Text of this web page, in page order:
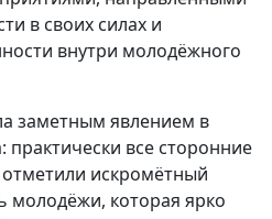
в своих силах и
внутри молодёжного
заметным явлением в
все сторонние
искромётный
молодёжи, которая ярко